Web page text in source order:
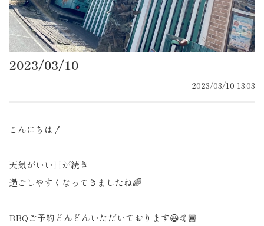
2023/03/10
2023/03/10 13:03
こんにちは！
天気がいい日が続き
過ごしやすくなってきましたね🌈
BBQご予約どんどんいただいております😆🤙🏾